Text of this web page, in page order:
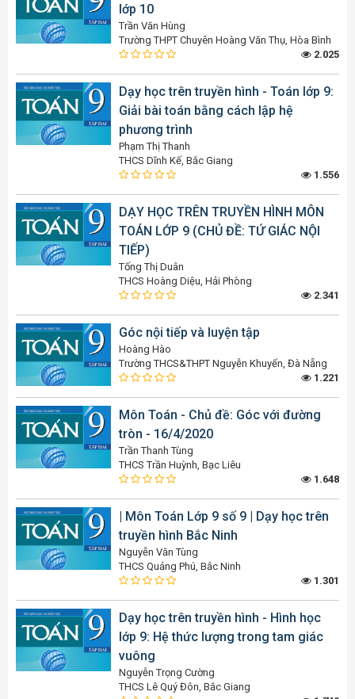
lớp 10
Trần Văn Hùng
Trường THPT Chuyên Hoàng Văn Thụ, Hòa Bình
2.025
Dạy học trên truyền hình - Toán lớp 9:
Giải bài toán bằng cách lập hệ
phương trình
Phạm Thị Thanh
THCS Dĩnh Kế, Bắc Giang
1.556
DẠY HỌC TRÊN TRUYỀN HÌNH MÔN
TOÁN LỚP 9 (CHỦ ĐỀ: TỨ GIÁC NỘI
TIẾP)
Tống Thị Duân
THCS Hoàng Diệu, Hải Phòng
2.341
Góc nội tiếp và luyện tập
Hoàng Hào
Trường THCS&THPT Nguyễn Khuyến, Đà Nẵng
1.221
Môn Toán - Chủ đề: Góc với đường
tròn - 16/4/2020
Trần Thanh Tùng
THCS Trần Huỳnh, Bạc Liêu
1.648
| Môn Toán Lớp 9 số 9 | Dạy học trên
truyền hình Bắc Ninh
Nguyễn Văn Tùng
THCS Quảng Phú, Bắc Ninh
1.301
Dạy học trên truyền hình - Hình học
lớp 9: Hệ thức lượng trong tam giác
vuông
Nguyễn Trọng Cường
THCS Lê Quý Đôn, Bắc Giang